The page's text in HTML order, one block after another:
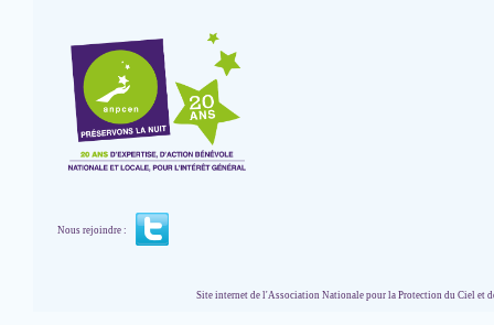
Nous rejoindre :
Site internet de l'Association Nationale pour la Protection du Ciel et de